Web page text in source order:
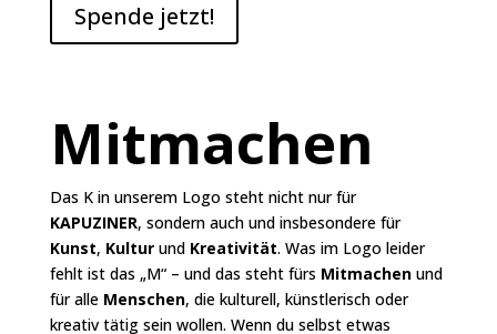
Spende jetzt!
Mitmachen
Das K in unserem Logo steht nicht nur für
KAPUZINER, sondern auch und insbesondere für
Kunst, Kulturund Kreativität. Was im Logo leider
fehlt ist das „M“ – und das steht fürs Mitmachenund
für alle Menschen, die kulturell, künstlerisch oder
kreativ tätig sein wollen. Wenn du selbst etwas